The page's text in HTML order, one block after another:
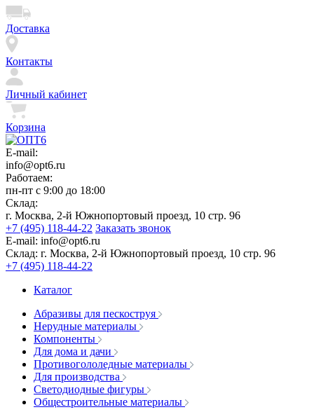
Доставка
Контакты
Личный кабинет
Корзина
E-mail:
info@opt6.ru
Работаем:
пн-пт с 9:00 до 18:00
Склад:
г. Москва, 2-й Южнопортовый проезд, 10 стр. 96
+7 (495) 118-44-22 Заказать звонок
E-mail: info@opt6.ru
Склад: г. Москва, 2-й Южнопортовый проезд, 10 стр. 96
+7 (495) 118-44-22
Каталог
Абразивы для пескоструя
Нерудные материалы
Компоненты
Для дома и дачи
Противогололедные материалы
Для производства
Светодиодные фигуры
Общестроительные материалы